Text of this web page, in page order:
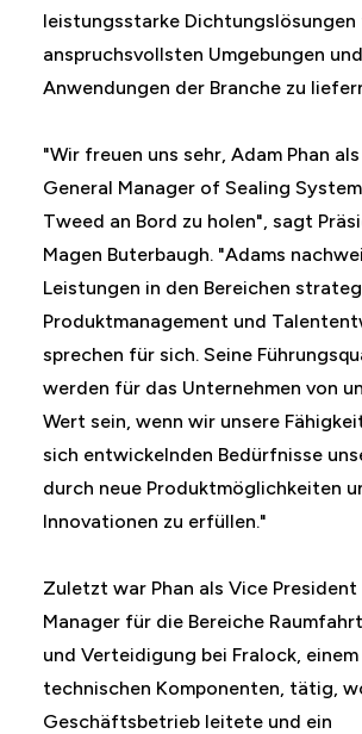
leistungsstarke
anspruchsvollsten Umgebungen
Anwendungen der Branche zu
"Wir freuen uns sehr, Adam Phan
General Manager of Sealing
Tweed an Bord zu holen", sagt
Magen Buterbaugh. "Adams
Leistungen in den Bereichen
Produktmanagement und
sprechen für sich. Seine
werden für das Unternehmen von
Wert sein, wenn wir unsere
sich entwickelnden Bedürfnisse
durch neue Produktmöglichkeiten
Innovationen zu erfüllen."
Zuletzt war Phan als Vice President
Manager für die Bereiche
und Verteidigung bei Fralock,
technischen Komponenten, tätig,
Geschäftsbetrieb leitete und ein